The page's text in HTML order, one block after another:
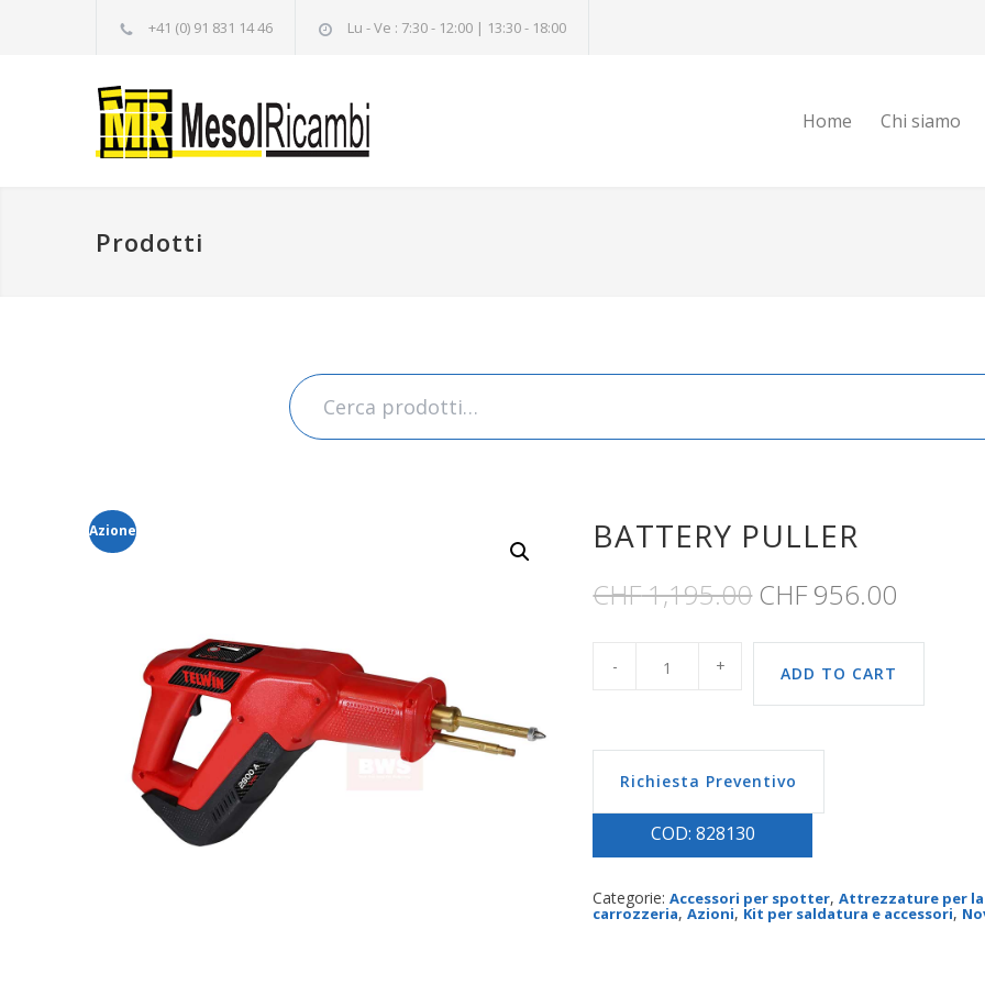
+41 (0) 91 831 14 46 Lu - Ve : 7:30 - 12:00 | 13:30 - 18:00
Home Chi siamo
Prodotti
Azione BATTERY PULLER
CHF1,195.00CHF956.00
ADD TO CART
Richiesta Preventivo
COD: 828130
Categorie:Accessori per spotter,Attrezzature per la
carrozzeria,Azioni, Kit per saldatura e accessori,